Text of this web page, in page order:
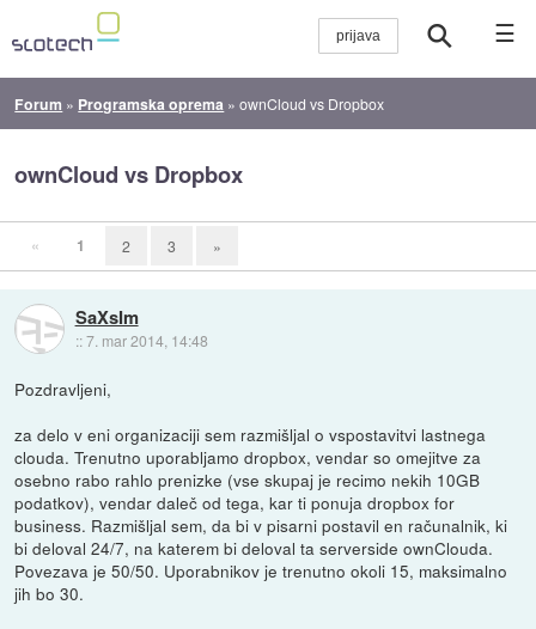
☰
Forum » Programska oprema »ownCloud vs Dropbox
ownCloud vs Dropbox
« 1 2 3 »
SaXsIm
::7. mar 2014, 14:48
Pozdravljeni,
za delo v eni organizaciji sem razmišljal o vspostavitvi lastnega
clouda. Trenutno uporabljamo dropbox, vendar so omejitve za
osebno rabo rahlo prenizke (vse skupaj je recimo nekih 10GB
podatkov), vendar daleč od tega, kar ti ponuja dropbox for
business. Razmišljal sem, da bi v pisarni postavil en računalnik, ki
bi deloval 24/7, na katerem bi deloval ta serverside ownClouda.
Povezava je 50/50. Uporabnikov je trenutno okoli 15, maksimalno
jih bo 30.